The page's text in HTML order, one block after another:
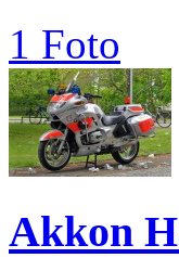
1 Foto
Akkon